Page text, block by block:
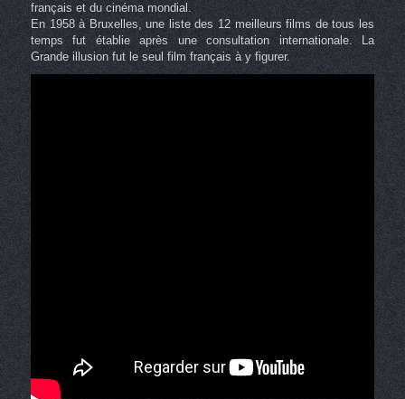
français et du cinéma mondial.
En 1958 à Bruxelles, une liste des 12 meilleurs films de tous les
temps fut établie après une consultation internationale. La
Grande illusion fut le seul film français à y figurer.